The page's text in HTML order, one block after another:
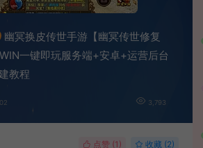
幽冥换皮传世手游【幽冥传世修复
一键即玩服务端+安卓+运营后台
教程
3,793
点赞 (1 ) 收藏 (2)